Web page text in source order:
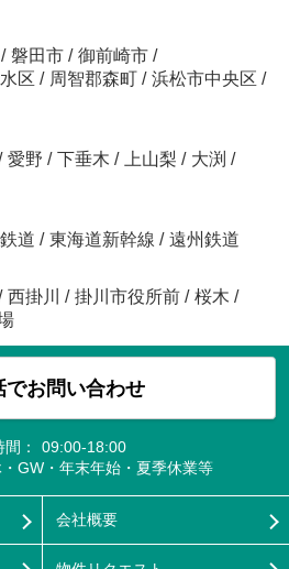
/ 磐田市 / 御前崎市 /
区 / 周智郡森町 / 浜松市中央区 /
愛野 / 下垂木 / 上山梨 / 大渕 /
道 / 東海道新幹線 / 遠州鉄道
西掛川 / 掛川市役所前 / 桜木 /
でお問い合わせ
：
09:00-18:00
GW・年末年始・夏季休業等
会社概要